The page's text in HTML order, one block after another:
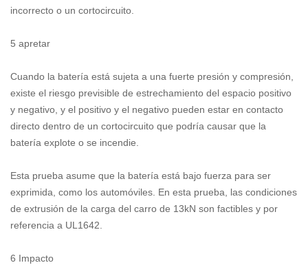
incorrecto o un cortocircuito.
5 apretar
Cuando la batería está sujeta a una fuerte presión y compresión,
existe el riesgo previsible de estrechamiento del espacio positivo
y negativo, y el positivo y el negativo pueden estar en contacto
directo dentro de un cortocircuito que podría causar que la
batería explote o se incendie.
Esta prueba asume que la batería está bajo fuerza para ser
exprimida, como los automóviles. En esta prueba, las condiciones
de extrusión de la carga del carro de 13kN son factibles y por
referencia a UL1642.
6 Impacto